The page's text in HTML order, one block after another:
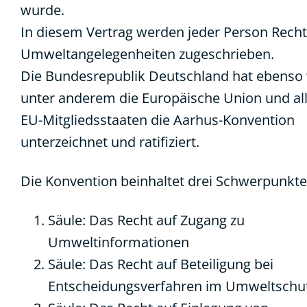
wurde.
In diesem Vertrag werden jeder Person
Umweltangelegenheiten zugeschrieben.
Die Bundesrepublik Deutschland hat ebenso
unter anderem die Europäische Union und
EU-Mitgliedsstaaten die Aarhus-Konvention
unterzeichnet und ratifiziert.
Die Konvention beinhaltet drei
Säule: Das Recht auf Zugang zu
Umweltinformationen
Säule: Das Recht auf Beteiligung bei
Entscheidungsverfahren im